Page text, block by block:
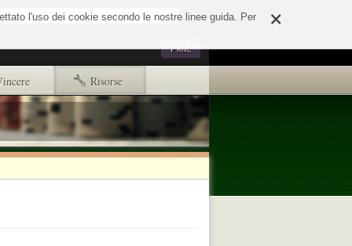
Strumenti
personali
Privé
Risorse
Primi passi
Copyright e disclaimer
×
l'uso dei cookie secondo le nostre linee guida. Per